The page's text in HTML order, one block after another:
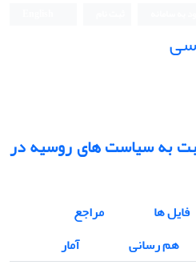
به سیاست های روسیه در
فایل ها
مراجع
هم رسانی
آمار